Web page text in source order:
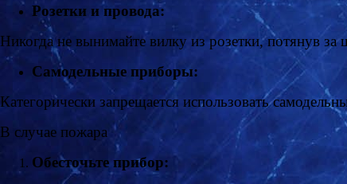
Розетки и провода:
Никогда не вынимайте вилку из розетки, потянув
Самодельные приборы:
Категорически запрещается использовать
В случае пожара
Обесточьте прибор: